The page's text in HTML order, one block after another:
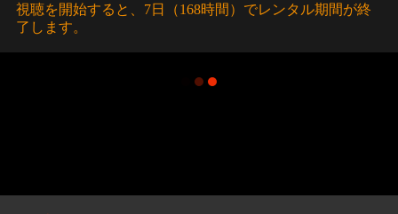
視聴を開始すると、7日（168時間）でレンタル期間が終
了します。